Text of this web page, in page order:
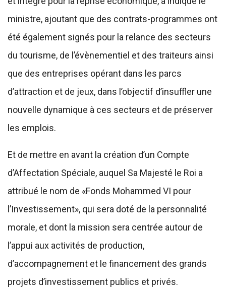
ministre, ajoutant que des contrats-programmes ont
été également signés pour la relance des secteurs
du tourisme, de l’évènementiel et des traiteurs ainsi
que des entreprises opérant dans les parcs
d’attraction et de jeux, dans l’objectif d’insuffler une
nouvelle dynamique à ces secteurs et de préserver
les emplois.
Et de mettre en avant la création d’un Compte
d’Affectation Spéciale, auquel Sa Majesté le Roi a
attribué le nom de «Fonds Mohammed VI pour
l’Investissement», qui sera doté de la personnalité
morale, et dont la mission sera centrée autour de
l’appui aux activités de production,
d’accompagnement et le financement des grands
projets d’investissement publics et privés.